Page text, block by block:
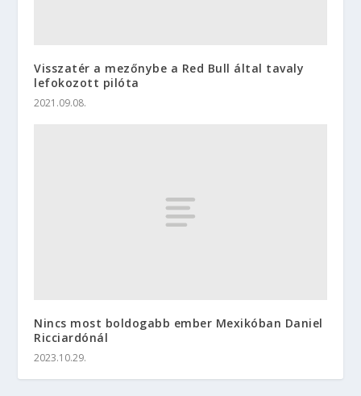
Visszatér a mezőnybe a Red Bull által tavaly
lefokozott pilóta
2021.09.08.
Nincs most boldogabb ember Mexikóban Daniel
Ricciardónál
2023.10.29.